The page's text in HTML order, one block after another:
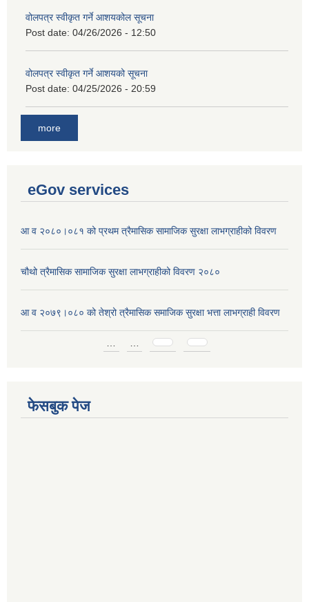
वोलपत्र स्वीकृत गर्ने आशयकोल सूचना
Post date: 04/26/2026 - 12:50
वोलपत्र स्वीकृत गर्ने आशयको सूचना
Post date: 04/25/2026 - 20:59
more
eGov services
आ व २०८०।०८१ को प्रथम त्रैमासिक सामाजिक सुरक्षा लाभग्राहीको विवरण
चौथो त्रैमासिक सामाजिक सुरक्षा लाभग्राहीको विवरण २०८०
आ व २०७९।०८० को तेश्रो त्रैमासिक समाजिक सुरक्षा भत्ता लाभग्राही विवरण
फेसबुक पेज